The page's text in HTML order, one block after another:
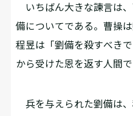
いちばん大きな諫言は
備についてである。曹操
程昱は「劉備を殺すべき
から受けた恩を返す人間
兵を与えられた劉備は、